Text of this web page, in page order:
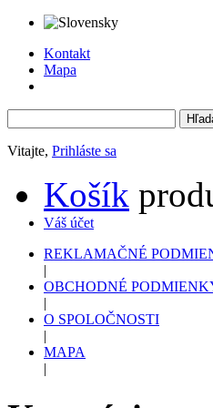
Kontakt
Mapa
Vitajte, Prihláste sa
Košík
Váš účet
REKLAMAČNÉ
|
OBCHODNÉ
|
O SPOLOČNOSTI
|
MAPA
|